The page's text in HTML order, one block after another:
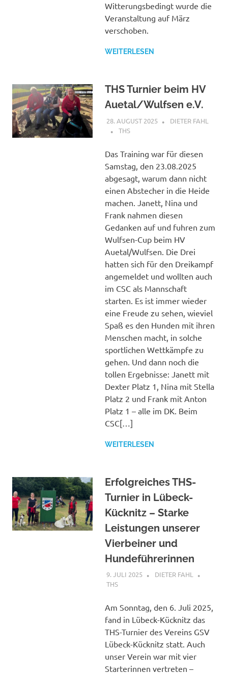
Witterungsbedingt wurde die
Veranstaltung auf März
verschoben.
WEITERLESEN
THS Turnier beim HV
Auetal/Wulfsen e.V.
28. AUGUST 2025
DIETER FAHL
THS
Das Training war für diesen
Samstag, den 23.08.2025
abgesagt, warum dann nicht
einen Abstecher in die Heide
machen. Janett, Nina und
Frank nahmen diesen
Gedanken auf und fuhren zum
Wulfsen-Cup beim HV
Auetal/Wulfsen. Die Drei
hatten sich für den Dreikampf
angemeldet und wollten auch
im CSC als Mannschaft
starten. Es ist immer wieder
eine Freude zu sehen, wieviel
Spaß es den Hunden mit ihren
Menschen macht, in solche
sportlichen Wettkämpfe zu
gehen. Und dann noch die
tollen Ergebnisse: Janett mit
Dexter Platz 1, Nina mit Stella
Platz 2 und Frank mit Anton
Platz 1 – alle im DK. Beim
CSC[…]
WEITERLESEN
Erfolgreiches THS-
Turnier in Lübeck-
Kücknitz – Starke
Leistungen unserer
Vierbeiner und
Hundeführerinnen
9. JULI 2025
DIETER FAHL
THS
Am Sonntag, den 6. Juli 2025,
fand in Lübeck-Kücknitz das
THS-Turnier des Vereins GSV
Lübeck-Kücknitz statt. Auch
unser Verein war mit vier
Starterinnen vertreten –